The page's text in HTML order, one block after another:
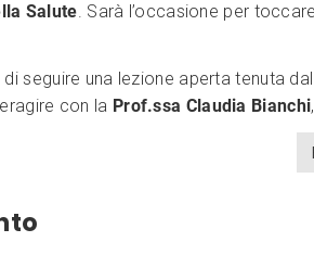
Salute. Sarà l’occasione per
seguire una lezione aperta tenuta dal
con la Prof.ssa Claudia Bianchi